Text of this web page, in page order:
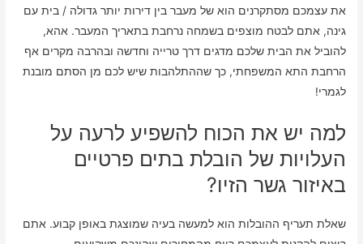
את עצמכם מסתקרנים הוא של מעבר בין דירות יותר גדולה / בית עם
גינה, אתם לבטח מוצפים בשמחה נרחבת בתאריך המעבר. אהא,
להוביל את הבית שלכם מדגים דרך טרייה וחדשה ובהרבה מקרים אף
הרחבת התא המשפחתי, כך שההתלהבות שיש לכם מן הסתם מובנת
לגמרי!
למה יש את הכוח להשפיע לרעה על
העלויות של הובלת בתים פרטיים
באיזור גשר הזיו?
שאלת תעריף ההובלות הוא למעשה בעיה שמוצגת באופן קבוע. אתם